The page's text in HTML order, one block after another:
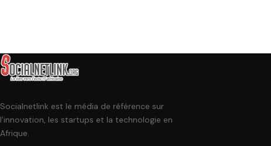
Socialnetlink est le média de référence sur
l'innovation, les startups et la technologie en
Afrique.